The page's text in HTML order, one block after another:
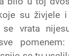
su živjele
vrata